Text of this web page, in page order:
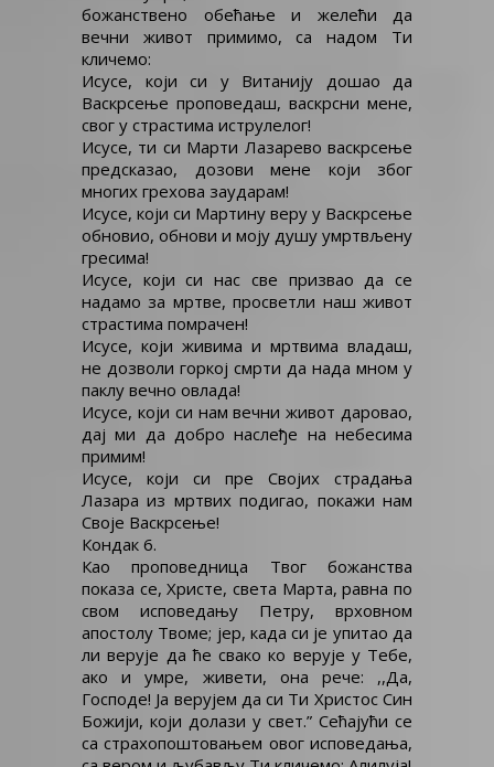
божанствено обећање и желећи да
вечни живот примимо, са надом Ти
кличемо:
Исусе, који си у Витанију дошао да
Васкрсење проповедаш, васкрсни мене,
свог у страстима иструлелог!
Исусе, ти си Марти Лазарево васкрсење
предсказао, дозови мене који због
многих грехова заударам!
Исусе, који си Мартину веру у Васкрсење
обновио, обнови и моју душу умртвљену
гресима!
Исусе, који си нас све призвао да се
надамо за мртве, просветли наш живот
страстима помрачен!
Исусе, који живима и мртвима владаш,
не дозволи горкој смрти да нада мном у
паклу вечно овлада!
Исусе, који си нам вечни живот даровао,
дај ми да добро наслеђе на небесима
примим!
Исусе, који си пре Својих страдања
Лазара из мртвих подигао, покажи нам
Своје Васкрсење!
Кондак 6.
Као проповедница Твог божанства
показа се, Христе, света Марта, равна по
свом исповедању Петру, врховном
апостолу Твоме; јер, када си је упитао да
ли верује да ће свако ко верује у Тебе,
ако и умре, живети, она рече: ,,Да,
Господе! Ја верујем да си Ти Христос Син
Божији, који долази у свет.” Сећајући се
са страхопоштовањем овог исповедања,